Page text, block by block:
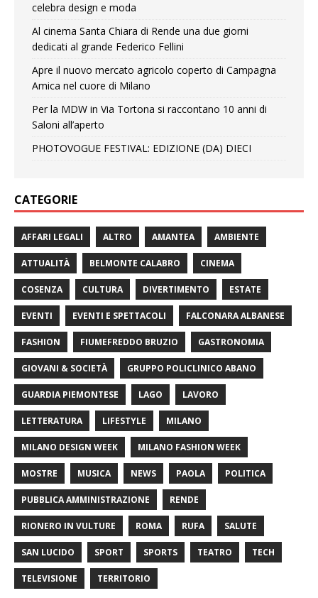
celebra design e moda
Al cinema Santa Chiara di Rende una due giorni
dedicati al grande Federico Fellini
Apre il nuovo mercato agricolo coperto di Campagna
Amica nel cuore di Milano
Per la MDW in Via Tortona si raccontano 10 anni di
Saloni all’aperto
PHOTOVOGUE FESTIVAL: EDIZIONE (DA) DIECI
CATEGORIE
AFFARI LEGALI ALTRO AMANTEA AMBIENTE
ATTUALITÀ BELMONTE CALABRO CINEMA
COSENZA CULTURA DIVERTIMENTO ESTATE
EVENTI EVENTI E SPETTACOLI FALCONARA ALBANESE
FASHION FIUMEFREDDO BRUZIO GASTRONOMIA
GIOVANI & SOCIETÀ GRUPPO POLICLINICO ABANO
GUARDIA PIEMONTESE LAGO LAVORO
LETTERATURA LIFESTYLE MILANO
MILANO DESIGN WEEK MILANO FASHION WEEK
MOSTRE MUSICA NEWS PAOLA POLITICA
PUBBLICA AMMINISTRAZIONE RENDE
RIONERO IN VULTURE ROMA RUFA SALUTE
SAN LUCIDO SPORT SPORTS TEATRO TECH
TELEVISIONE TERRITORIO